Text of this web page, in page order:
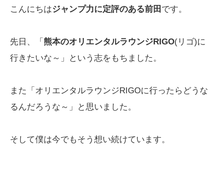
こんにちはジャンプ力に定評のある前田 です。
先日、「 熊本のオリエンタルラウンジRIGO(リゴ)に
行きたいな～」という志をもちました。
また「オリエンタルラウンジRIGOに行ったらどうな
るんだろうな～」と思いました。
そして僕は今でもそう想い続けています。